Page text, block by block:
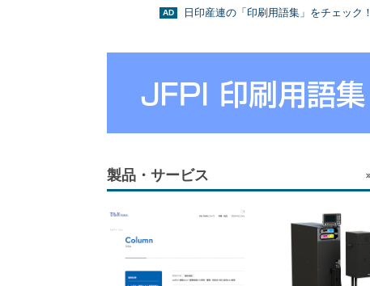
日印産連の「印刷用語集」をチェック！
製品・サービス